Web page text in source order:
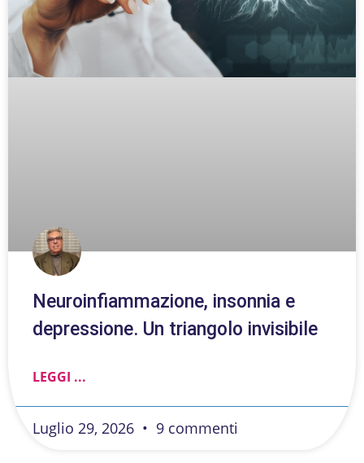
Neuroinfiammazione, insonnia e
depressione. Un triangolo invisibile
LEGGI ...
Luglio 29, 2026 9 commenti